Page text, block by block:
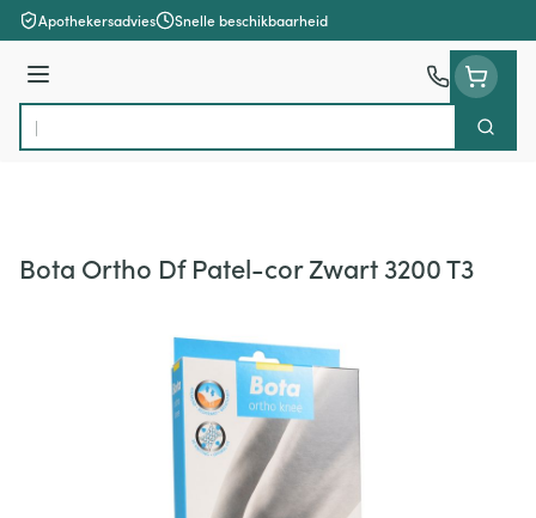
Ga naar de inhoud
Apothekersadvies Snelle beschikbaarheid
Menu
Product, merk, categorie...
Zoek
Bota Ortho Df Patel-cor Zwart 3200 T3